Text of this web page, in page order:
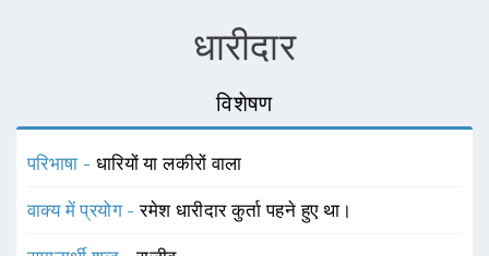
धारीदार
विशेषण
परिभाषा - धारियों या लकीरों वाला
वाक्य में प्रयोग -रमेश धारीदार कुर्ता पहने हुए था।